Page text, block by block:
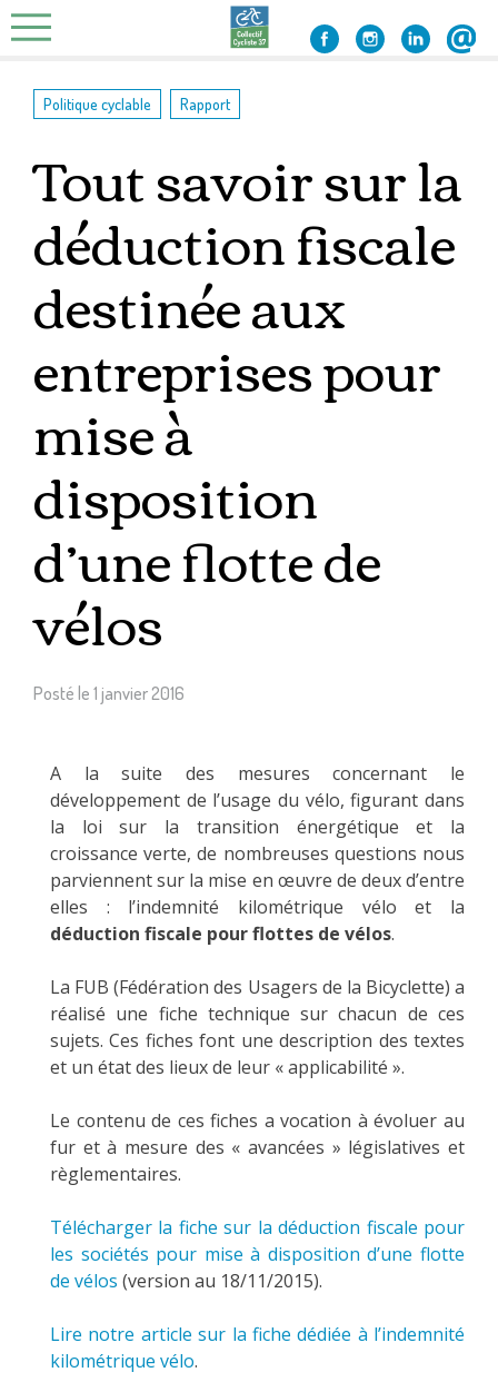
Skip
to
Politique cyclable Rapport
Tout savoir sur la
déduction fiscale
destinée aux
entreprises pour
mise à
disposition
d’une flotte de
vélos
Posté le 1 janvier 2016
A la suite des mesures concernant le
développement de l’usage du vélo, figurant dans
la loi sur la transition énergétique et la
croissance verte, de nombreuses questions nous
parviennent sur la mise en œuvre de deux d’entre
elles : l’indemnité kilométrique vélo et la
déduction fiscale pour flottes de vélos.
La FUB (Fédération des Usagers de la Bicyclette) a
réalisé une fiche technique sur chacun de ces
sujets. Ces fiches font une description des textes
et un état des lieux de leur « applicabilité ».
Le contenu de ces fiches a vocation à évoluer au
fur et à mesure des « avancées » législatives et
règlementaires.
Télécharger la fiche sur la déduction fiscale pour
les sociétés pour mise à disposition d’une flotte
de vélos (version au 18/11/2015).
Lire notre article sur la fiche dédiée à l’indemnité
kilométrique vélo.